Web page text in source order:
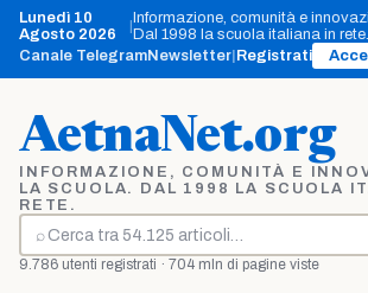
Vai
contenuto
Lunedì 10
Agosto 2026
Informazione, comunità e
Dal 1998 la scuola italiana in rete.
Canale TelegramNewsletter Registrati
AetnaNet.org
INFORMAZIONE, COMUNITÀ E
LA SCUOLA. DAL 1998 LA SCUOLA
RETE.
⌕
Cerca
9.786 utenti registrati · 704 mln di pagine viste